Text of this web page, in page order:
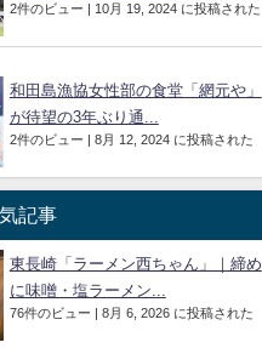
2件のビュー | 10月 19, 2024 に投稿された
和田島漁協女性部の食堂「網元や」
が待望の3年ぶり通...
2件のビュー | 8月 12, 2024 に投稿された
記事
東長崎「ラーメン西ちゃん」｜締め
に味噌・塩ラーメン...
76件のビュー | 8月 6, 2026 に投稿された